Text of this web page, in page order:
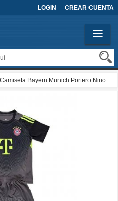
LOGIN CREAR CUENTA
Bayern Munich Portero Nino